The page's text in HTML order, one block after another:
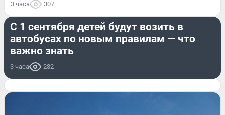
3 часа 307
ДОРОГИ И ТРАНСПОРТ
С 1 сентября детей будут возить в
автобусах по новым правилам — что
важно знать
3 часа 282